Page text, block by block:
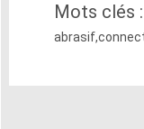
Mots clés :